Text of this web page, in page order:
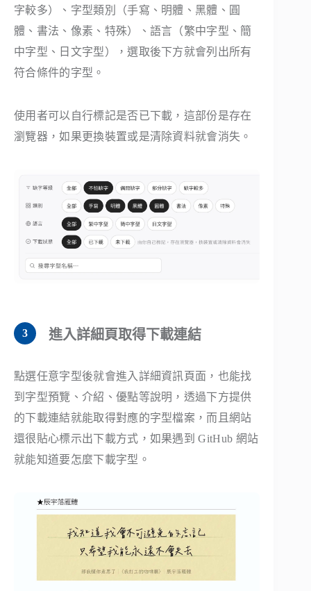
字較多）、字型類別（手寫、明體、黑體、圓
體、書法、像素、特殊）、語言（繁中字型、簡
中字型、日文字型），選取後下方就會列出所有
符合條件的字型。
使用者可以自行標記是否已下載，這部份是存在
瀏覽器，如果更換裝置或是清除資料就會消失。
進入詳細頁取得下載連結
點選任意字型後就會進入詳細資訊頁面，也能找
到字型預覽、介紹、優點等說明，透過下方提供
的下載連結就能取得對應的字型檔案，而且網站
還很貼心標示出下載方式，如果遇到 GitHub 網站
就能知道要怎麼下載字型。